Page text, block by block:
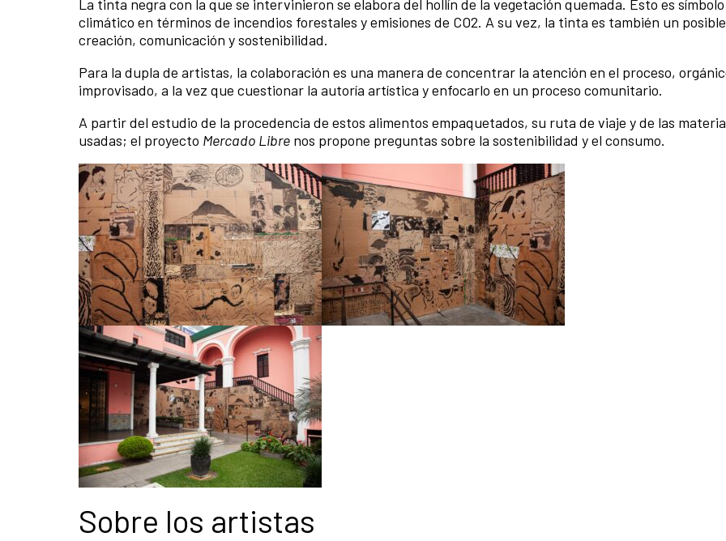
La tinta negra con la que se intervinieron se elabora del hollín de la vegetación quemada. Esto es
climático en términos de incendios forestales y emisiones de CO2. A su vez, la tinta es también un
creación, comunicación y sostenibilidad.
Para la dupla de artistas, la colaboración es una manera de concentrar la atención en el proceso,
improvisado, a la vez que cuestionar la autoría artística y enfocarlo en un proceso comunitario.
A partir del estudio de la procedencia de estos alimentos empaquetados, su ruta de viaje y de las
usadas; el proyecto Mercado Libre nos propone preguntas sobre la sostenibilidad y el consumo.
Sobre los artistas